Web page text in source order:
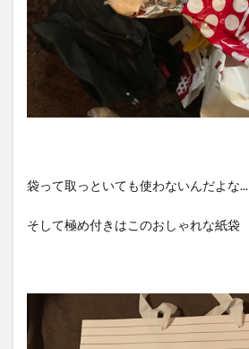
袋って取っといても使わないんだよな...
そして極め付きはこのおしゃれな紙袋